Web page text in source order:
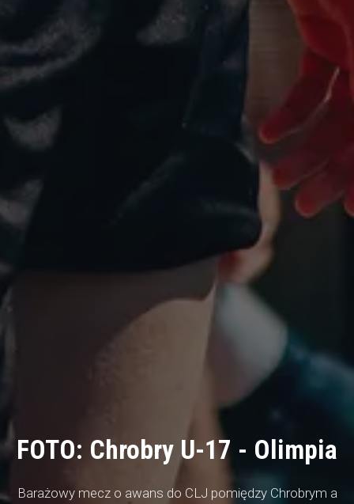
FOTO: Chrobry U-17 - Olimpia
Barażowy mecz o awans do CLJ pomiędzy Chrobrym a